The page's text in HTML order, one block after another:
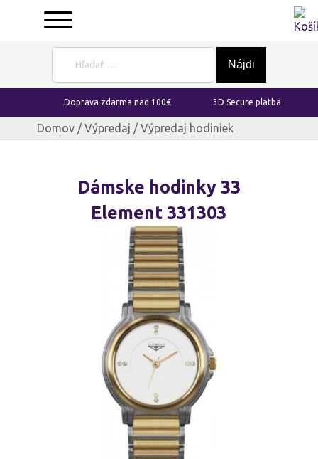
Doprava zdarma nad 100€ 3D Secure platba
Domov /Výpredaj / Výpredaj hodiniek
Dámske hodinky 33
Element 331303